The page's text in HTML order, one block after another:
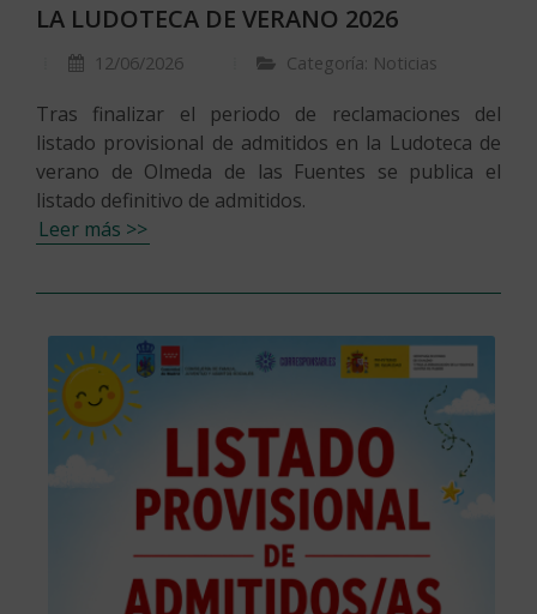
LA LUDOTECA DE VERANO 2026
12/06/2026 Categoría: Noticias
Tras finalizar el periodo de reclamaciones del
listado provisional de admitidos en la Ludoteca de
verano de Olmeda de las Fuentes se publica el
listado definitivo de admitidos.
Leer más >>